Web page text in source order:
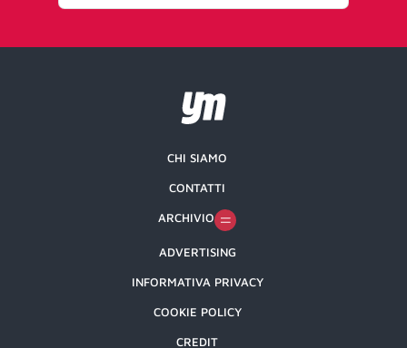
CHI SIAMO
CONTATTI
ARCHIVIO
ADVERTISING
INFORMATIVA PRIVACY
COOKIE POLICY
CREDIT